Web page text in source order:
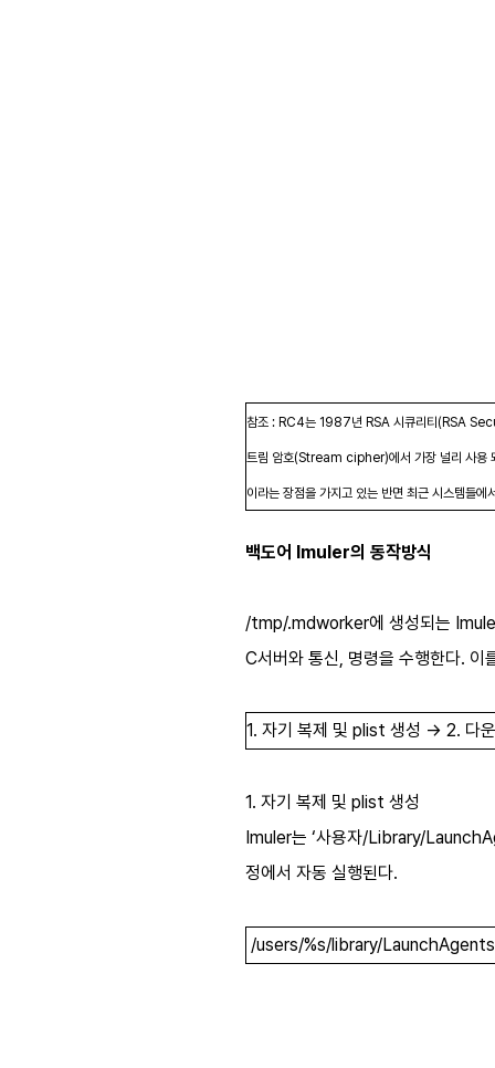
참조 : RC4는 1987년 RSA 시큐리티(RSA
트림 암호(Stream cipher)에서 가장 널리 사
이라는 장점을 가지고 있는 반면 최근 시스템들
백도어 Imuler의 동작방식
/tmp/.mdworker에 생성되는
C서버와 통신, 명령을 수행한다. 이
1. 자기 복제 및 plist 생성 → 2.
1. 자기 복제 및 plist 생성
Imuler는 ‘사용자/Library/
정에서 자동 실행된다.
/users/%s/library/